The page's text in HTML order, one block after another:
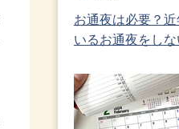
お通夜は必要？近
いるお通夜をし